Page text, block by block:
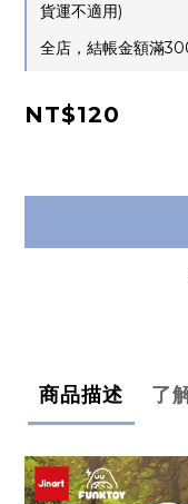
貨運不適用)
全店，結帳金額滿
NT$120
商品描述 了